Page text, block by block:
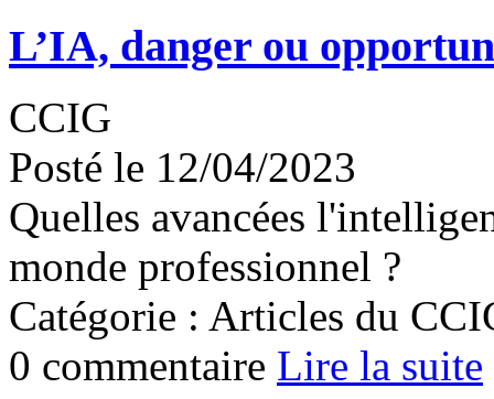
L’IA, danger ou
CCIG
Posté le 12/04/2023
Quelles avancées
monde professionnel ?
Catégorie : Articles du
0 commentaire Lire la suite